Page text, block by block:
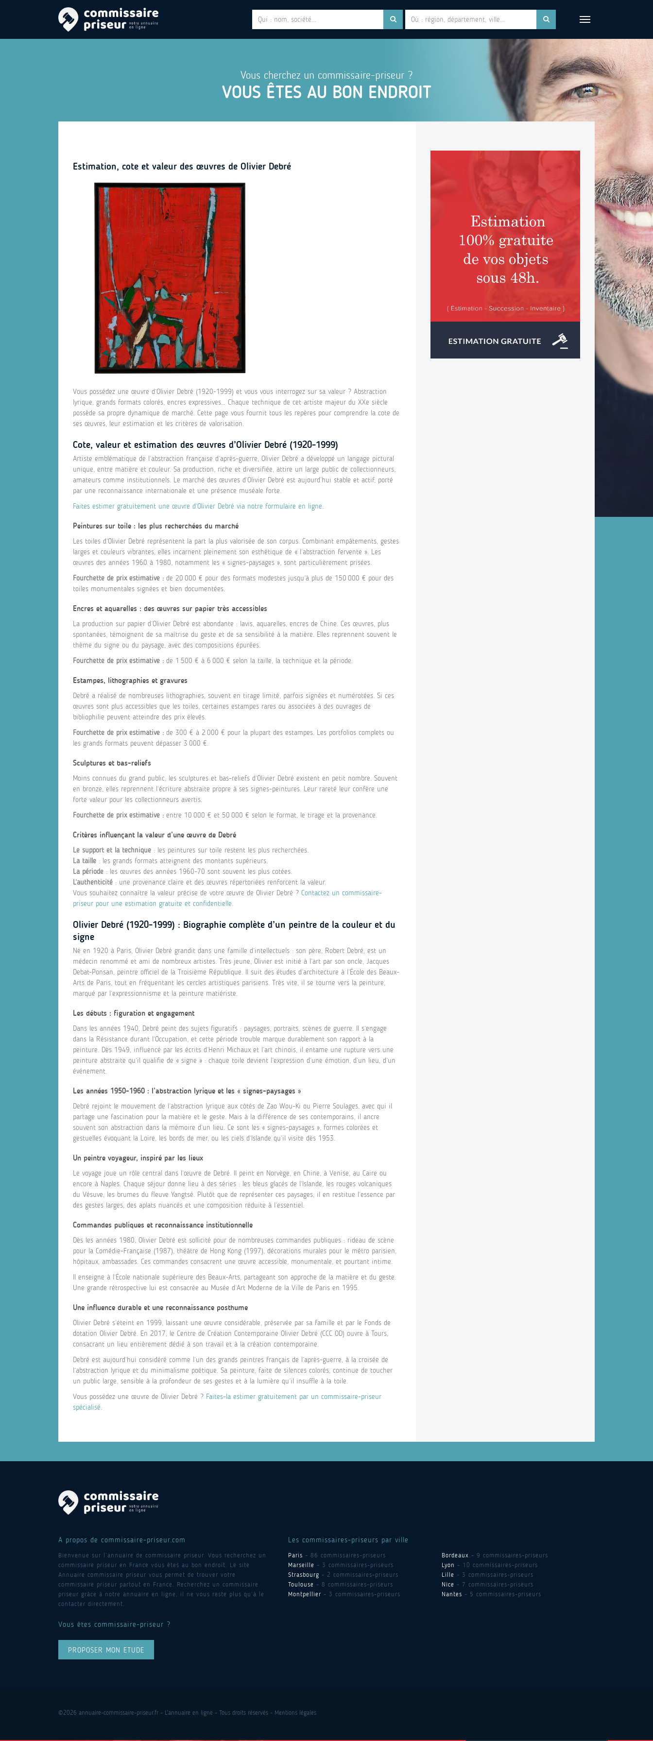
Vous cherchez un commissaire-priseur ?
VOUS ÊTES AU BON ENDROIT
Estimation, cote et valeur des œuvres de Olivier Debré
Vous possédez une œuvre d’Olivier Debré (1920-1999) et vous vous interrogez sur sa valeur ? Abstraction
lyrique, grands formats colorés, encres expressives… Chaque technique de cet artiste majeur du XXe siècle
possède sa propre dynamique de marché. Cette page vous fournit tous les repères pour comprendre la cote de
ses œuvres, leur estimation et les critères de valorisation.
Cote, valeur et estimation des œuvres d’Olivier Debré (1920-1999)
Artiste emblématique de l’abstraction française d’après-guerre, Olivier Debré a développé un langage pictural
unique, entre matière et couleur. Sa production, riche et diversifiée, attire un large public de collectionneurs,
amateurs comme institutionnels. Le marché des œuvres d’Olivier Debré est aujourd’hui stable et actif, porté
par une reconnaissance internationale et une présence muséale forte.
Faites estimer gratuitement une œuvre d’Olivier Debré via notre formulaire en ligne.
Peintures sur toile : les plus recherchées du marché
Les toiles d’Olivier Debré représentent la part la plus valorisée de son corpus. Combinant empâtements, gestes
larges et couleurs vibrantes, elles incarnent pleinement son esthétique de « l’abstraction fervente ». Les
œuvres des années 1960 à 1980, notamment les « signes-paysages », sont particulièrement prisées.
Fourchette de prix estimative : de 20 000 € pour des formats modestes jusqu’à plus de 150 000 € pour des
toiles monumentales signées et bien documentées.
Encres et aquarelles : des œuvres sur papier très accessibles
La production sur papier d’Olivier Debré est abondante : lavis, aquarelles, encres de Chine. Ces œuvres, plus
spontanées, témoignent de sa maîtrise du geste et de sa sensibilité à la matière. Elles reprennent souvent le
thème du signe ou du paysage, avec des compositions épurées.
Fourchette de prix estimative : de 1 500 € à 6 000 € selon la taille, la technique et la période.
Estampes, lithographies et gravures
Debré a réalisé de nombreuses lithographies, souvent en tirage limité, parfois signées et numérotées. Si ces
œuvres sont plus accessibles que les toiles, certaines estampes rares ou associées à des ouvrages de
bibliophilie peuvent atteindre des prix élevés.
Fourchette de prix estimative : de 300 € à 2 000 € pour la plupart des estampes. Les portfolios complets ou
les grands formats peuvent dépasser 3 000 €.
Sculptures et bas-reliefs
Moins connues du grand public, les sculptures et bas-reliefs d’Olivier Debré existent en petit nombre. Souvent
en bronze, elles reprennent l’écriture abstraite propre à ses signes-peintures. Leur rareté leur confère une
forte valeur pour les collectionneurs avertis.
Fourchette de prix estimative : entre 10 000 € et 50 000 € selon le format, le tirage et la provenance.
Critères influençant la valeur d’une œuvre de Debré
Le support et la technique : les peintures sur toile restent les plus recherchées.
La taille : les grands formats atteignent des montants supérieurs.
La période : les œuvres des années 1960-70 sont souvent les plus cotées.
L’authenticité : une provenance claire et des œuvres répertoriées renforcent la valeur.
Vous souhaitez connaître la valeur précise de votre œuvre de Olivier Debré ? Contactez un commissaire-
priseur pour une estimation gratuite et confidentielle.
Olivier Debré (1920-1999) : Biographie complète d’un peintre de la couleur et du
signe
Né en 1920 à Paris, Olivier Debré grandit dans une famille d’intellectuels : son père, Robert Debré, est un
médecin renommé et ami de nombreux artistes. Très jeune, Olivier est initié à l’art par son oncle, Jacques
Debat-Ponsan, peintre officiel de la Troisième République. Il suit des études d’architecture à l’École des Beaux-
Arts de Paris, tout en fréquentant les cercles artistiques parisiens. Très vite, il se tourne vers la peinture,
marqué par l’expressionnisme et la peinture matiériste.
Les débuts : figuration et engagement
Dans les années 1940, Debré peint des sujets figuratifs : paysages, portraits, scènes de guerre. Il s’engage
dans la Résistance durant l’Occupation, et cette période trouble marque durablement son rapport à la
peinture. Dès 1949, influencé par les écrits d’Henri Michaux et l’art chinois, il entame une rupture vers une
peinture abstraite qu’il qualifie de « signe » : chaque toile devient l’expression d’une émotion, d’un lieu, d’un
événement.
Les années 1950-1960 : l’abstraction lyrique et les « signes-paysages »
Debré rejoint le mouvement de l’abstraction lyrique aux côtés de Zao Wou-Ki ou Pierre Soulages, avec qui il
partage une fascination pour la matière et le geste. Mais à la différence de ses contemporains, il ancre
souvent son abstraction dans la mémoire d’un lieu. Ce sont les « signes-paysages », formes colorées et
gestuelles évoquant la Loire, les bords de mer, ou les ciels d’Islande qu’il visite dès 1953.
Un peintre voyageur, inspiré par les lieux
Le voyage joue un rôle central dans l’œuvre de Debré. Il peint en Norvège, en Chine, à Venise, au Caire ou
encore à Naples. Chaque séjour donne lieu à des séries : les bleus glacés de l’Islande, les rouges volcaniques
du Vésuve, les brumes du fleuve Yangtsé. Plutôt que de représenter ces paysages, il en restitue l’essence par
des gestes larges, des aplats nuancés et une composition réduite à l’essentiel.
Commandes publiques et reconnaissance institutionnelle
Dès les années 1980, Olivier Debré est sollicité pour de nombreuses commandes publiques : rideau de scène
pour la Comédie-Française (1987), théâtre de Hong Kong (1997), décorations murales pour le métro parisien,
hôpitaux, ambassades. Ces commandes consacrent une œuvre accessible, monumentale, et pourtant intime.
Il enseigne à l’École nationale supérieure des Beaux-Arts, partageant son approche de la matière et du geste.
Une grande rétrospective lui est consacrée au Musée d’Art Moderne de la Ville de Paris en 1995.
Une influence durable et une reconnaissance posthume
Olivier Debré s’éteint en 1999, laissant une œuvre considérable, préservée par sa famille et par le Fonds de
dotation Olivier Debré. En 2017, le Centre de Création Contemporaine Olivier Debré (CCC OD) ouvre à Tours,
consacrant un lieu entièrement dédié à son travail et à la création contemporaine.
Debré est aujourd’hui considéré comme l’un des grands peintres français de l’après-guerre, à la croisée de
l’abstraction lyrique et du minimalisme poétique. Sa peinture, faite de silences colorés, continue de toucher
un public large, sensible à la profondeur de ses gestes et à la lumière qu’il insuffle à la toile.
Vous possédez une œuvre de Olivier Debré ? Faites-la estimer gratuitement par un commissaire-priseur
spécialisé.
A propos de commissaire-priseur.com
Bienvenue sur l’annuaire de commissaire priseur. Vous recherchez un
commissaire priseur en France vous êtes au bon endroit. Le site
Annuaire commissaire priseur vous permet de trouver votre
commissaire priseur partout en France. Recherchez un commissaire
priseur grâce à notre annuaire en ligne, il ne vous reste plus qu’à le
contacter directement.
Vous êtes commissaire-priseur ?
PROPOSER MON ETUDE
Les commissaires-priseurs par ville
Paris - 86 commissaires-priseurs Bordeaux - 9 commissaires-priseurs
Marseille - 3 commissaires-priseurs Lyon - 10 commissaires-priseurs
Strasbourg - 2 commissaires-priseurs Lille - 3 commissaires-priseurs
Toulouse - 8 commissaires-priseurs Nice - 7 commissaires-priseurs
Montpellier - 3 commissaires-priseurs Nantes - 5 commissaires-priseurs
©2026 annuaire-commissaire-priseur.fr - L'annuaire en ligne - Tous droits réservés - Mentions légales